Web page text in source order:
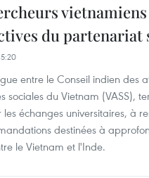
du
entre le Conseil indien des
sociales du Vietnam (VASS),
les échanges universitaires, à
destinées à
le Vietnam et l'Inde.